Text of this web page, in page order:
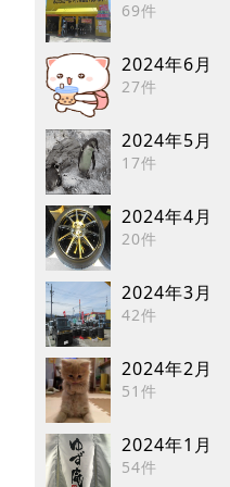
69件
2024年6月
27件
2024年5月
17件
2024年4月
20件
2024年3月
42件
2024年2月
51件
2024年1月
54件